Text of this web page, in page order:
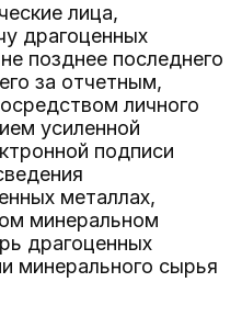
лица,
драгоценных
позднее последнего
за отчетным,
личного
усиленной
подписи
металлах,
минеральном
драгоценных
минерального сырья